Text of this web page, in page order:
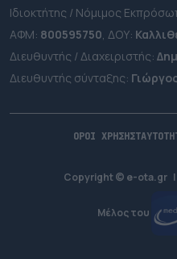
Ιδιοκτήτης / Νόμιμος
ΑΦΜ: 800595750, ΔΟΥ:
Διευθυντής / Διαχειριστής:
Διευθυντής σύνταξης:
ΟΡΟΙ ΧΡΗΣΗΣ
Copyright © e-ota.gr |
Μέλος του